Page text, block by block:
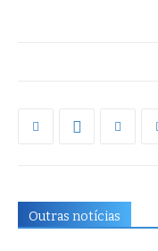
Outras notícias